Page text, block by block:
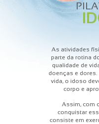
As atividades
parte da rotina
qualidade de
doenças e
vida, o idoso
corpo e
Assim, com
conquistar
consiste em